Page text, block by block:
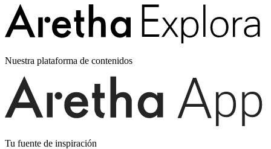
Nuestra plataforma de contenidos
Tu fuente de inspiración